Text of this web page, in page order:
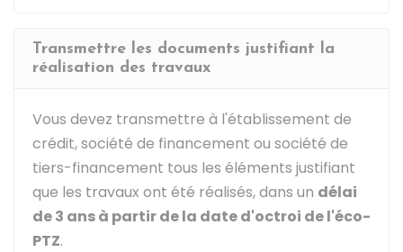
Transmettre les documents justifiant la
réalisation des travaux
Vous devez transmettre à l'établissement de
crédit, société de financement ou société de
tiers-financement tous les éléments justifiant
que les travaux ont été réalisés, dans un délai
de 3 ans à partir de la date d'octroi de l'éco-
PTZ.